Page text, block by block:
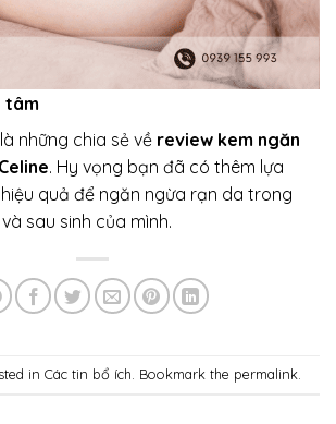
tâm
những chia sẻ về review kem ngăn
. Hy vọng bạn đã có thêm lựa
quả để ngăn ngừa rạn da trong
sau sinh của mình.
in Các tin bổ ích . Bookmark the permalink